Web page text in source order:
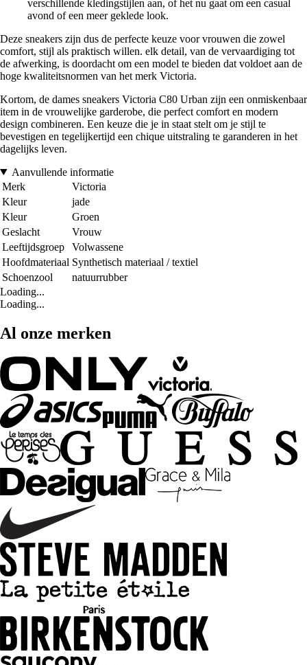
verschillende kledingstijlen aan, of het nu gaat om een casual
avond of een meer geklede look.
Deze sneakers zijn dus de perfecte keuze voor vrouwen die zowel
comfort, stijl als praktisch willen. elk detail, van de vervaardiging tot
de afwerking, is doordacht om een model te bieden dat voldoet aan de
hoge kwaliteitsnormen van het merk Victoria.
Kortom, de dames sneakers Victoria C80 Urban zijn een onmiskenbaar
item in de vrouwelijke garderobe, die perfect comfort en modern
design combineren. Een keuze die je in staat stelt om je stijl te
bevestigen en tegelijkertijd een chique uitstraling te garanderen in het
dagelijks leven.
Aanvullende informatie
Merk
Victoria
Kleur
jade
Kleur
Groen
Geslacht
Vrouw
Leeftijdsgroep
Volwassene
Hoofdmateriaal Synthetisch materiaal / textiel
Schoenzool
natuurrubber
Loading...
Loading...
Al onze merken